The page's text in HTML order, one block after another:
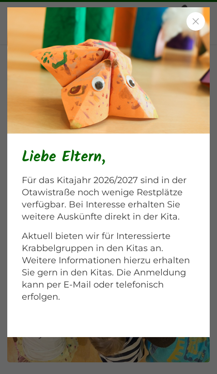
Musikschule mit Dori
Blankenburger Chaussee
Liebe Eltern,
Für das Kitajahr 2026/2027 sind in der
Otawistraße noch wenige Restplätze
verfügbar. Bei Interesse erhalten Sie
weitere Auskünfte direkt in der Kita.
Aktuell bieten wir für Interessierte
Krabbelgruppen in den Kitas an.
Weitere Informationen hierzu erhalten
Sie gern in den Kitas. Die Anmeldung
kann per E-Mail oder telefonisch
erfolgen.